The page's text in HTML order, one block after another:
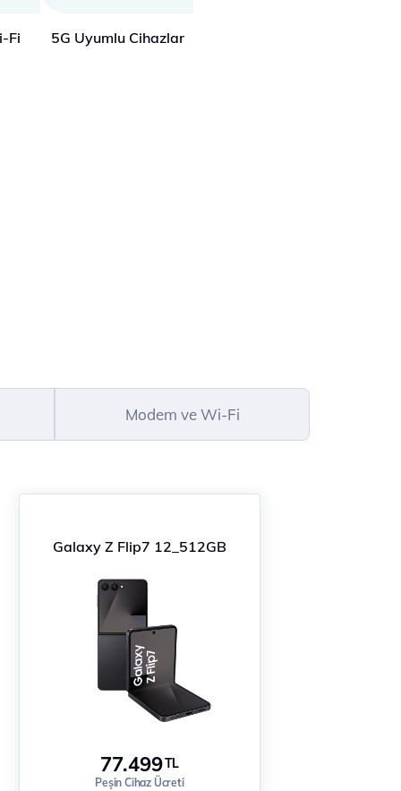
Fi 5G Uyumlu Cihazlar
Modem ve Wi-Fi
Galaxy Z Flip7 12_512GB
77.499TL
Peşin Cihaz Ücreti